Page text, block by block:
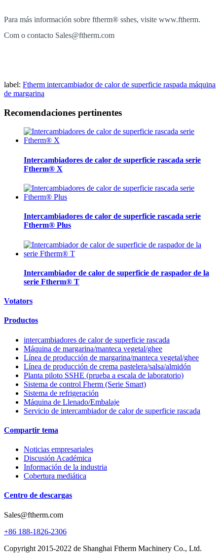
Para más información sobre ftherm® sshes, visite www.ftherm.
Com o contacto Sales@ftherm.com
label: Ftherm intercambiador de calor de superficie raspada máquina
de margarina
Recomendaciones pertinentes
Intercambiadores de calor de superficie rascada serie
Ftherm® X
Intercambiadores de calor de superficie rascada serie
Ftherm® Plus
Intercambiador de calor de superficie de raspador de la
serie Ftherm® T
Votators
Productos
intercambiadores de calor de superficie rascada
Máquina de margarina/manteca vegetal/ghee
Línea de producción de margarina/manteca vegetal/ghee
Línea de producción de crema pastelera/salsa/almidón
Planta piloto SSHE (prueba a escala de laboratorio)
Sistema de control Fherm (Serie Smart)
Sistema de refrigeración
Máquina de Llenado/Embalaje
Servicio de intercambiador de calor de superficie rascada
Compartir tema
Noticias empresariales
Discusión Académica
Información de la industria
Cobertura mediática
Centro de descargas
Sales@ftherm.com
+86 188-1826-2306
Copyright 2015-2022 de Shanghai Ftherm Machinery Co., Ltd.